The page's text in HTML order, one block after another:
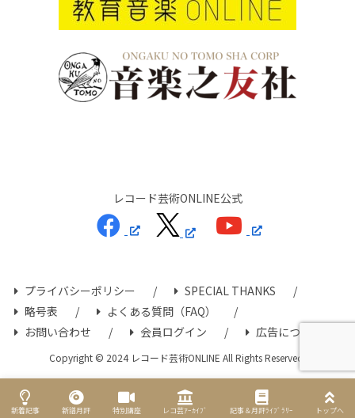
レコード芸術ONLINE公式
プライバシーポリシー
SPECIAL THANKS
略号表
よくある質問（FAQ）
お問い合わせ
会員ログイン 広告について
Copyright © 2024 レコード芸術ONLINE All Rights Reserved.
新着記事 新譜月評 特別講座 レコ芸ｱｰｶｲﾌﾞ 記事＆月評ﾗｲﾌﾞﾗﾘｰ トップへ